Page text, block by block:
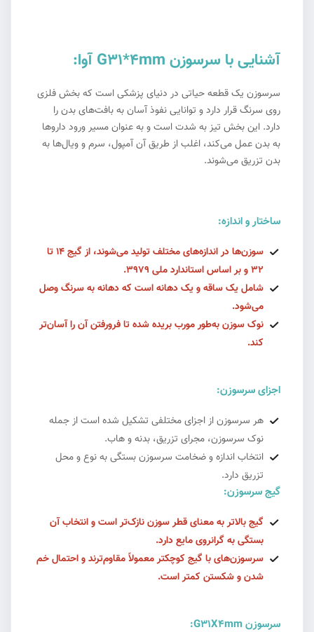
آشنایی با سرسوزن G31*4mm آوا:
سرسوزن یک قطعه حیاتی در دنیای پزشکی است که بخش فلزی
روی سرنگ قرار دارد و توانایی نفوذ آسان به بافت‌های بدن را
دارد. این بخش تیز به شدت است و به عنوان مسیر ورود داروها
به بدن عمل می‌کند، اغلب از طریق آن آمپول، سرم و ویال‌ها به
بدن تزریق می‌شوند.
ساختار و اندازه:
سوزن‌ها در اندازه‌های مختلف تولید می‌شوند، از گیج ۱۴ تا
۳۲ و بر اساس استاندارد ملی ۳۹۷۹.
شامل یک ساقه و یک دهانه است که دهانه به سرنگ وصل
می‌شود.
نوک سوزن به‌طور مورب بریده شده تا فرورفتن آن را آسان‌تر
کند.
اجزای سرسوزن:
هر سرسوزن از اجزای مختلفی تشکیل شده است از جمله
نوک سرسوزن، مجرای تزریق، بدنه و هاب.
انتخاب اندازه و ضخامت سرسوزن بستگی به نوع و محل
تزریق دارد.
گیج سرسوزن:
گیج بالاتر به معنای قطر سوزن نازک‌تر است و انتخاب آن
بستگی به گرانروی مایع دارد.
سرسوزن‌های با گیج کوچکتر معمولاً مقاوم‌ترند و احتمال خم
شدن و شکستن کمتر است.
سرسوزن G31X4mm: